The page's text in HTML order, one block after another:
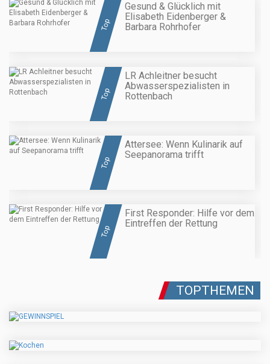
Top
Gesund & Glücklich mit
Elisabeth Eidenberger &
Barbara Rohrhofer
Top
LR Achleitner besucht
Abwasserspezialisten in
Rottenbach
Top
Attersee: Wenn Kulinarik auf
Seepanorama trifft
Top
First Responder: Hilfe vor dem
Eintreffen der Rettung
TOPTHEMEN